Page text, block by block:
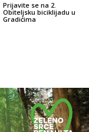
Prijavite se na 2.
Obiteljsku biciklijadu u
Gradićima